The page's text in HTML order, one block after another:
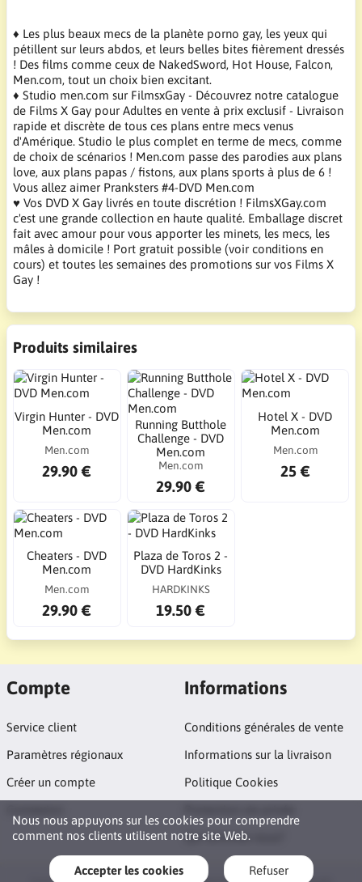
♦ Les plus beaux mecs de la planète porno gay, les yeux qui
pétillent sur leurs abdos, et leurs belles bites fièrement dressés
! Des films comme ceux de NakedSword, Hot House, Falcon,
Men.com, tout un choix bien excitant.
♦ Studio men.com sur FilmsxGay - Découvrez notre catalogue
de Films X Gay pour Adultes en vente à prix exclusif - Livraison
rapide et discrète de tous ces plans entre mecs venus
d'Amérique. Studio le plus complet en terme de mecs, comme
de choix de scénarios ! Men.com passe des parodies aux plans
love, aux plans papas / fistons, aux plans sports à plus de 6 !
Vous allez aimer Pranksters #4-DVD Men.com
♥ Vos DVD X Gay livrés en toute discrétion ! FilmsXGay.com
c'est une grande collection en haute qualité. Emballage discret
fait avec amour pour vous apporter les minets, les mecs, les
mâles à domicile ! Port gratuit possible (voir conditions en
cours) et toutes les semaines des promotions sur vos Films X
Gay !
Produits similaires
Virgin Hunter - DVD
Men.com
Men.com
29.90 €
Running Butthole
Challenge - DVD
Men.com
Men.com
29.90 €
Hotel X - DVD
Men.com
Men.com
25 €
Cheaters - DVD
Men.com
Men.com
29.90 €
Plaza de Toros 2 -
DVD HardKinks
HARDKINKS
19.50 €
Nous nous appuyons sur les cookies pour comprendre
comment nos clients utilisent notre site Web.
Accepter les cookies Refuser
Compte
Service client
Paramètres régionaux
Créer un compte
Informations
Conditions générales de vente
Informations sur la livraison
Politique Cookies
Qui sommes nous?